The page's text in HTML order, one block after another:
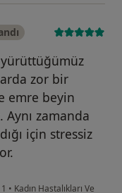
zor bir
emre beyin
zamanda
için stressiz
• Kadın Hastalıkları Ve